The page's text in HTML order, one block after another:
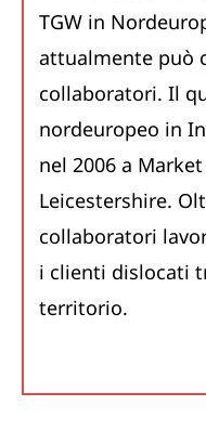
TGW in
attualmente può
collaboratori. Il
nordeuropeo in
nel 2006 a
Leicestershire.
collaboratori
i clienti dislocati
territorio.